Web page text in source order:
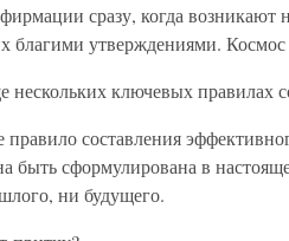
сразу, когда
благими утверждениями.
ключевых правилах
правило составления
быть сформулирована в
ни будущего.